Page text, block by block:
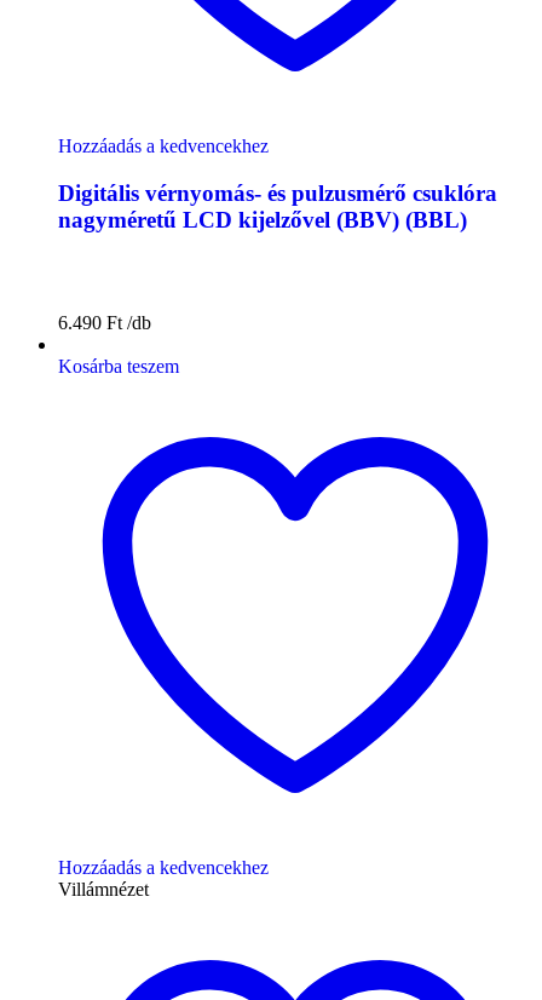
Hozzáadás a kedvencekhez
Digitális vérnyomás- és pulzusmérő csuklóra
nagyméretű LCD kijelzővel (BBV) (BBL)
6.490 Ft
Kosárba teszem
Hozzáadás a kedvencekhez
Villámnézet